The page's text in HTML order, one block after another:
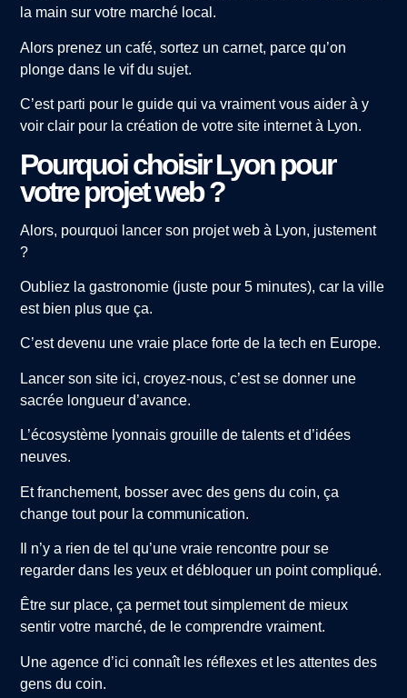
la main sur votre marché local.
Alors prenez un café, sortez un carnet, parce qu’on
plonge dans le vif du sujet.
C’est parti pour le guide qui va vraiment vous aider à y
voir clair pour la création de votre site internet à Lyon.
Pourquoi choisir Lyon pour
votre projet web ?
Alors, pourquoi lancer son projet web à Lyon, justement
?
Oubliez la gastronomie (juste pour 5 minutes), car la ville
est bien plus que ça.
C’est devenu une vraie place forte de la tech en Europe.
Lancer son site ici, croyez-nous, c’est se donner une
sacrée longueur d’avance.
L’écosystème lyonnais grouille de talents et d’idées
neuves.
Et franchement, bosser avec des gens du coin, ça
change tout pour la communication.
Il n’y a rien de tel qu’une vraie rencontre pour se
regarder dans les yeux et débloquer un point compliqué.
Être sur place, ça permet tout simplement de mieux
sentir votre marché, de le comprendre vraiment.
Une agence d’ici connaît les réflexes et les attentes des
gens du coin.